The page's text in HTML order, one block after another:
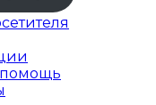
помощь